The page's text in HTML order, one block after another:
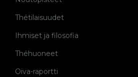
Thétilaisuudet
Ihmiset ja filosofia
Théhuoneet
Oiva-raportti